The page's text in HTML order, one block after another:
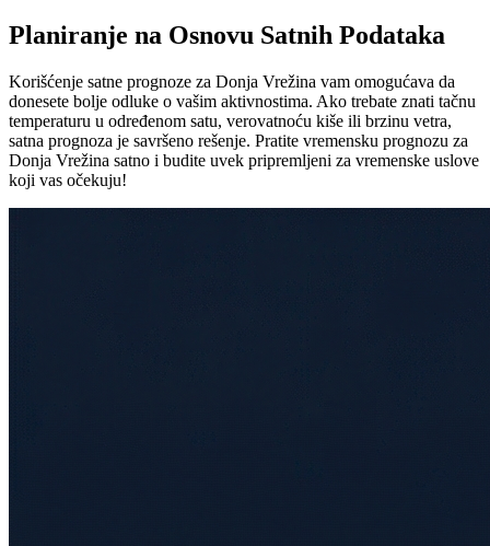
Planiranje na Osnovu Satnih Podataka
Korišćenje satne prognoze za Donja Vrežina vam omogućava da
donesete bolje odluke o vašim aktivnostima. Ako trebate znati tačnu
temperaturu u određenom satu, verovatnoću kiše ili brzinu vetra,
satna prognoza je savršeno rešenje. Pratite vremensku prognozu za
Donja Vrežina satno i budite uvek pripremljeni za vremenske uslove
koji vas očekuju!